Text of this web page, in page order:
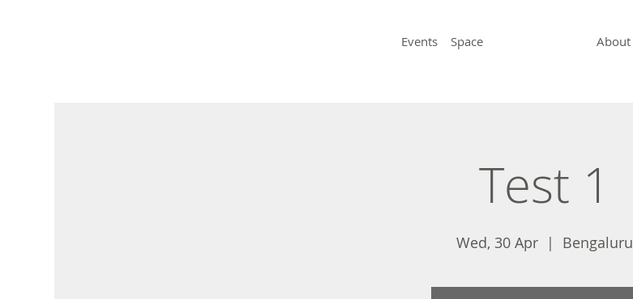
Events Space About
Test 1
Wed, 30 Apr
  |
Bengaluru